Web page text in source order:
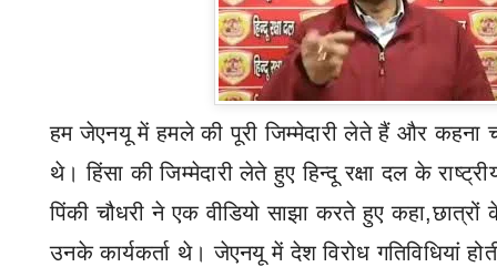
हम जेएनयू में हमले की पूरी जिम्मेदारी लेते हैं और कहना
थे। हिंसा की जिम्मेदारी लेते हुए हिन्दू रक्षा दल के
पिंकी चौधरी ने एक वीडियो साझा करते हुए कहा,छात्रों
उनके कार्यकर्ता थे। जेएनयू में देश विरोध गतिविधियां